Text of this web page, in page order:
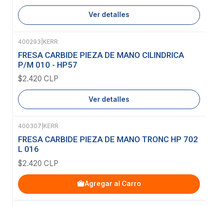
Ver detalles
Agotado
400293 KERR
FRESA CARBIDE PIEZA DE MANO CILINDRICA
P/M 010 - HP57
$2.420 CLP
Ver detalles
400307 KERR
FRESA CARBIDE PIEZA DE MANO TRONC HP 702
L 016
$2.420 CLP
Agregar al Carro